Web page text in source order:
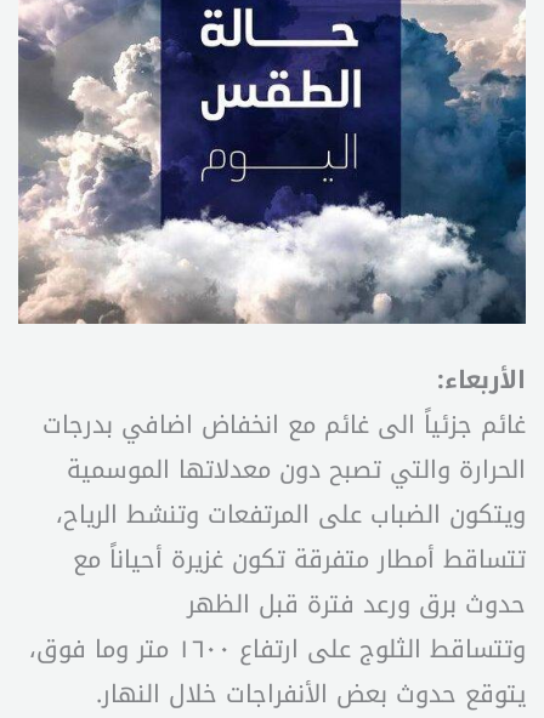
الأربعاء:
غائم جزئياً الى غائم مع انخفاض اضافي بدرجات
الحرارة والتي تصبح دون معدلاتها الموسمية
ويتكون الضباب على المرتفعات وتنشط الرياح،
تتساقط أمطار متفرقة تكون غزيرة أحياناً مع
حدوث برق ورعد فترة قبل الظهر
وتتساقط الثلوج على ارتفاع ١٦٠٠ متر وما فوق،
يتوقع حدوث بعض الأنفراجات خلال النهار.